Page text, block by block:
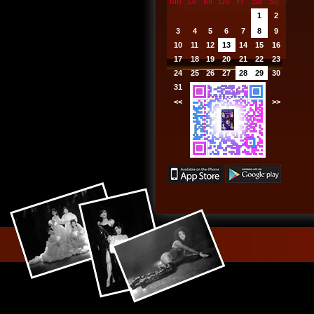
1
2
3
4 5 6 7 8
9
10
11 12 13 14 15
16
17
18 19 20 21 22
23
24
25 26 27 28 29
30
31
<<
2026 >>